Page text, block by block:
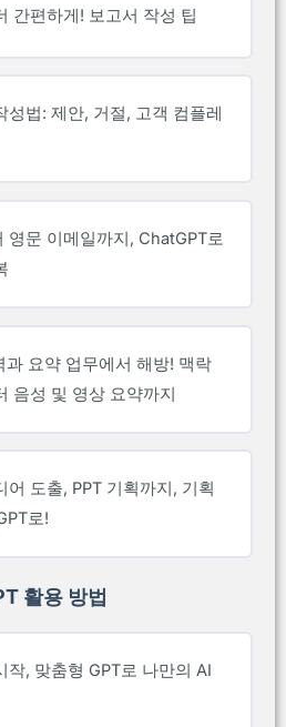
간편하게! 보고서 작성 팁
성법: 제안, 거절, 고객 컴플레
영문 이메일까지, ChatGPT로
과 요약 업무에서 해방! 맥락
음성 및 영상 요약까지
어 도출, PPT 기획까지, 기획
로!
활용 방법
작, 맞춤형 GPT로 나만의 AI